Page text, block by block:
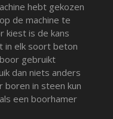
hebt gekozen
de machine te
kiest is de kans
in elk soort beton
gebruikt
dan niets anders
boren in steen kun
een boorhamer